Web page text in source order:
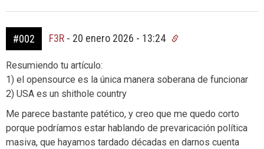
#002 F3R - 20 enero 2026 - 13:24
Resumiendo tu artículo:
1) el opensource es la única manera soberana de funcionar
2) USA es un shithole country
Me parece bastante patético, y creo que me quedo corto
porque podríamos estar hablando de prevaricación política
masiva, que hayamos tardado décadas en darnos cuenta